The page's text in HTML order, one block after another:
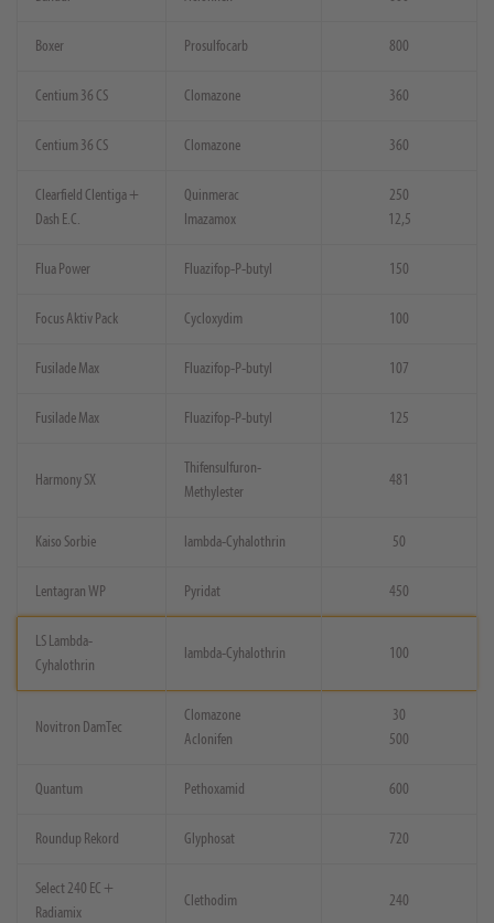
Boxer Prosulfocarb 800
Centium 36 CS Clomazone 360
Centium 36 CS Clomazone 360
Clearfield Clentiga +
Dash E.C.
Quinmerac
Imazamox
250
12,5
Flua Power Fluazifop-P-butyl 150
Focus Aktiv Pack Cycloxydim 100
Fusilade Max Fluazifop-P-butyl 107
Fusilade Max Fluazifop-P-butyl 125
Harmony SX
Thifensulfuron-
Methylester
481
Kaiso Sorbie lambda-Cyhalothrin 50
Lentagran WP Pyridat 450
LS Lambda-
Cyhalothrin
lambda-Cyhalothrin 100
Novitron DamTec
Clomazone
Aclonifen
30
500
Quantum Pethoxamid 600
Roundup Rekord Glyphosat 720
Select 240 EC +
Radiamix
Clethodim 240